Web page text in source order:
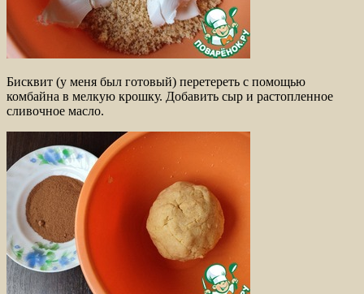
Бисквит (у меня был готовый) перетереть с помощью
комбайна в мелкую крошку. Добавить сыр и растопленное
сливочное масло.